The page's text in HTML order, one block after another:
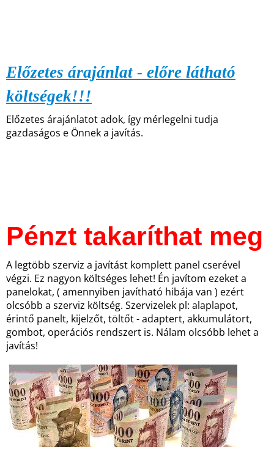
Előzetes árajánlat - előre látható
költségek!!!
Előzetes árajánlatot adok, így mérlegelni tudja
gazdaságos e Önnek a javítás.
Pénzt takaríthat meg
A legtöbb szerviz a javítást komplett panel cserével
végzi. Ez nagyon költséges lehet! Én javítom ezeket a
panelokat, ( amennyiben javítható hibája van ) ezért
olcsóbb a szerviz költség. Szervizelek pl: alaplapot,
érintő panelt, kijelzőt, töltőt - adaptert, akkumulátort,
gombot, operációs rendszert is. Nálam olcsóbb lehet a
javítás!